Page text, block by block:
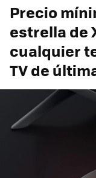
Precio
estrella de
cualquier
TV de